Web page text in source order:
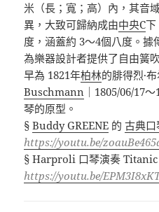
米（長；寬；高）內，其音
異，大致可歸納成由中央C下
度，涵蓋約 3～4個八度。據
為樂器設計者提供了自由簧
早為 1821年柏林的腓得烈·
Buschmann
1805/06/17～
琴的原型。
§Buddy GREENE 的 古典
https://youtu.be/
§ Harproli 口琴演奏
https://youtu.be/